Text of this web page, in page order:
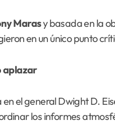
Marasy basada en la
en un único punto
aplazar
el general Dwight D.
los informes